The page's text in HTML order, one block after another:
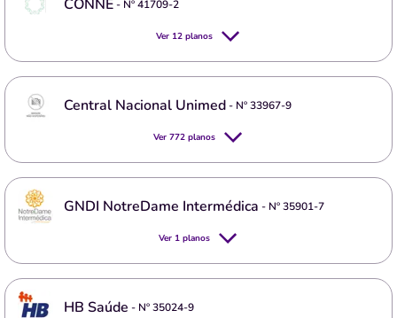
CONNE- Nº41709-2
Ver 12 planos
Central Nacional Unimed- Nº33967-9
Ver 772 planos
GNDI NotreDame Intermédica - Nº35901-7
Ver 1 planos
HB Saúde - Nº35024-9